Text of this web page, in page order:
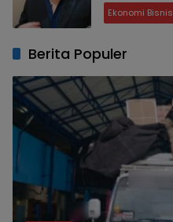
Ekonomi Bisnis
Berita Populer